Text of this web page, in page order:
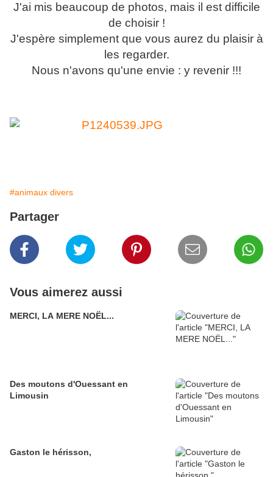
J'ai mis beaucoup de photos, mais il est difficile
de choisir !
J'espère simplement que vous aurez du plaisir à
les regarder.
Nous n'avons qu'une envie : y revenir !!!
#animaux divers
Partager
Vous aimerez aussi
MERCI, LA MERE NOËL...
Des moutons d'Ouessant en
Limousin
Gaston le hérisson,